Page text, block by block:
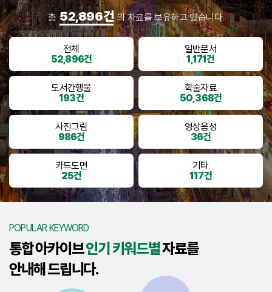
총52,896건 의 자료를 보유하고 있습니다.
전체
52,896건
일반문서
1,171건
도서간행물
193건
학술자료
50,368건
사진그림
986건
영상음성
36건
카드도면
25건
기타
117건
POPULAR KEYWORD
통합 아카이브인기 키워드별자료를
안내해 드립니다.